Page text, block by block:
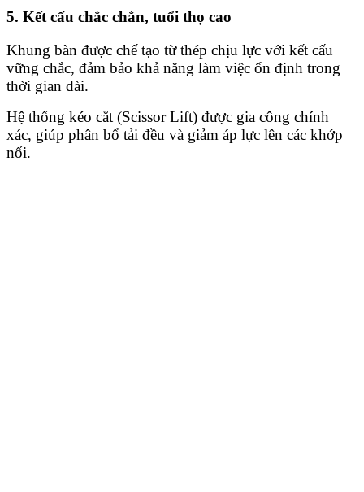
5. Kết cấu chắc chắn, tuổi thọ cao
Khung bàn được chế tạo từ thép chịu lực với kết cấu
vững chắc, đảm bảo khả năng làm việc ổn định trong
thời gian dài.
Hệ thống kéo cắt (Scissor Lift) được gia công chính
xác, giúp phân bổ tải đều và giảm áp lực lên các khớp
nối.